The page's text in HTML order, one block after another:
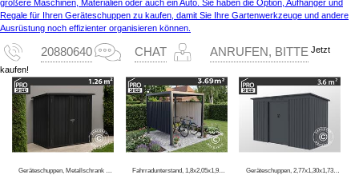
größere Maschinen, Materialien oder auch ein Auto. Sie haben die Option, Aufhänger und
Regale für Ihren Geräteschuppen zu kaufen, damit Sie Ihre Gartenwerkzeuge und andere
Ausrüstung noch effizienter organisieren können.
20880640 CHAT ANRUFEN, BITTE Jetzt
kaufen!
Geräteschuppen, 2,77x1,30x1,73m, 3,6m², ProShed®, Anthrazit